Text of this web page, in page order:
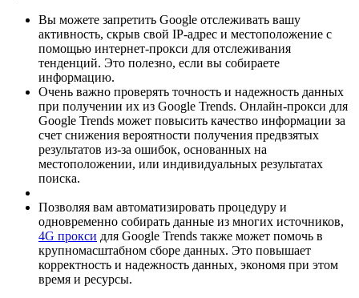
Вы можете запретить Google отслеживать вашу
активность, скрыв свой IP-адрес и местоположение с
помощью интернет-прокси для отслеживания
тенденций. Это полезно, если вы собираете
информацию.
Очень важно проверять точность и надежность данных
при получении их из Google Trends. Онлайн-прокси для
Google Trends может повысить качество информации за
счет снижения вероятности получения предвзятых
результатов из-за ошибок, основанных на
местоположении, или индивидуальных результатах
поиска.
Позволяя вам автоматизировать процедуру и
одновременно собирать данные из многих источников,
4G прокси для Google Trends также может помочь в
крупномасштабном сборе данных. Это повышает
корректность и надежность данных, экономя при этом
время и ресурсы.